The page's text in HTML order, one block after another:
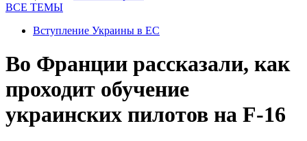
ВСЕ ТЕМЫ
Вступление Украины в ЕС
Во Франции рассказали, как
проходит обучение
украинских пилотов на F-16